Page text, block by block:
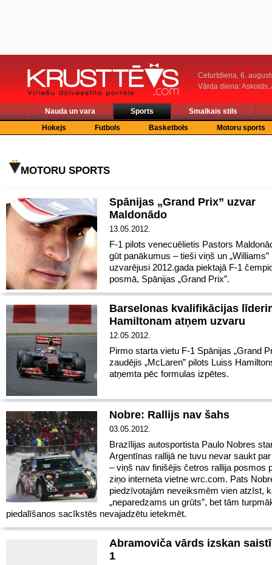
Ceturtdiena, 6.
Vārda diena: Askolds,
Nauda un vara Sports
Smalkais stils
Hokejs
Futbols Basketbols Motoru sports
MOTORU SPORTS
Spānijas „Grand Prix” uzvar
Maldonādo
13.05.2012.
F-1 pilots venecuēlietis Pastors
gūt panākumus – tieši viņš un
uzvarējusi 2012.gada piektajā F-1
posmā, Spānijas „Grand Prix”.
Barselonas kvalifikācijas
Hamiltonam atņem uzvaru
12.05.2012.
Pirmo starta vietu F-1 Spānijas „Grand
zaudējis „McLaren” pilots Luiss
atņemta pēc formulas izpētes.
Nobre: Rallijs nav šahs
03.05.2012.
Brazīlijas autosportista Paulo Nobres
Argentīnas rallijā ne tuvu nevar saukt
– viņš nav finišējis četros rallija posmos
ziņo interneta vietne wrc.com. Pats
piedzīvotajām neveiksmēm vien atzīst,
„neparedzams un grūts”, bet tām
piedalīšanos sacīkstēs nevajadzētu ietekmēt.
Abramoviča vārds izskan
1